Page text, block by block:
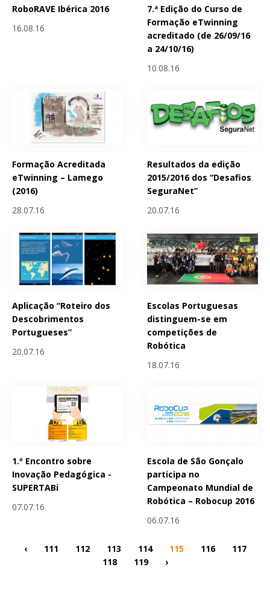
RoboRAVE Ibérica 2016
16.08.16
7.ª Edição do Curso de
Formação eTwinning
acreditado (de 26/09/16
a 24/10/16)
10.08.16
Formação Acreditada
eTwinning – Lamego
(2016)
28.07.16
Resultados da edição
2015/2016 dos “Desafios
SeguraNet”
20.07.16
Aplicação “Roteiro dos
Descobrimentos
Portugueses”
20.07.16
Escolas Portuguesas
distinguem-se em
competições de
Robótica
18.07.16
1.º Encontro sobre
Inovação Pedagógica -
SUPERTABi
07.07.16
Escola de São Gonçalo
participa no
Campeonato Mundial de
Robótica – Robocup 2016
06.07.16
‹ 111 112 113 114 115 116
117
118
119 ›